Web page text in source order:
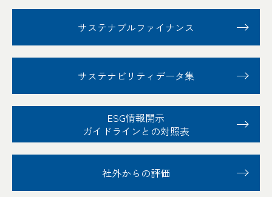
サステナブルファイナンス
サステナビリティ データ集
ESG情報開示
ガイドラインとの対照表
社外からの評価